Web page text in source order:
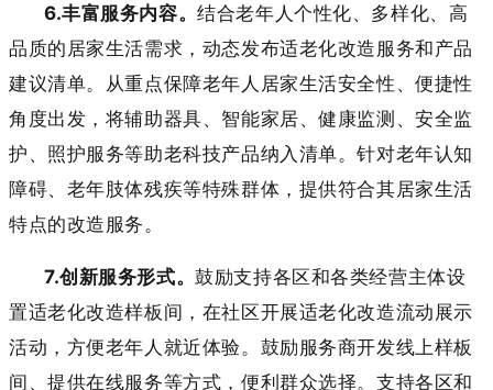
6.丰富服务内容。结合老年人个性化、多样化、高
品质的居家生活需求，动态发布适老化改造服务和产品
建议清单。从重点保障老年人居家生活安全性、便捷性
角度出发，将辅助器具、智能家居、健康监测、安全监
护、照护服务等助老科技产品纳入清单。针对老年认知
障碍、老年肢体残疾等特殊群体，提供符合其居家生活
特点的改造服务。
7.创新服务形式。鼓励支持各区和各类经营主体设
置适老化改造样板间，在社区开展适老化改造流动展示
活动，方便老年人就近体验。鼓励服务商开发线上样板
间、提供在线服务等方式，便利群众选择。支持各区和